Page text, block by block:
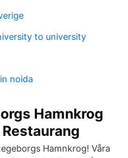
to university
noida
Hamnkrog
Hamnkrog! Våra